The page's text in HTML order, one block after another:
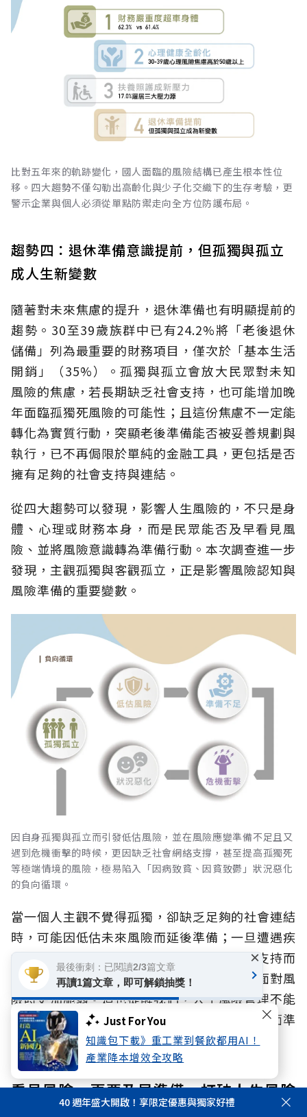
Just For You
知識包下載》重工業到餐飲都用AI！
產業降本增效全攻略
比對五年來的軌跡變化，國人面臨的風險結構已產生根本性位
移。四大趨勢不僅勾勒出高齡化與少子化交織下的生存考驗，更
警示企業與個人必須從單點防禦走向全方位防護布局。
趨勢四：退休準備意識提前，但孤獨與孤立
成人生新變數
隨著對未來焦慮的提升，退休準備也有明顯提前的
趨勢。30至39歲族群中已有24.2%將「老後退休
儲備」列為最重要的財務項目，僅次於「基本生活
開銷」（35%）。孤獨與孤立會放大民眾對未知
風險的焦慮，若長期缺乏社會支持，也可能增加晚
年面臨孤獨死風險的可能性；且這份焦慮不一定能
轉化為實質行動，突顯老後準備能否被妥善規劃與
執行，已不再侷限於單純的金融工具，更包括是否
擁有足夠的社會支持與連結。
從四大趨勢可以發現，影響人生風險的，不只是身
體、心理或財務本身，而是民眾能否及早看見風
險、並將風險意識轉為準備行動。本次調查進一步
發現，主觀孤獨與客觀孤立，正是影響風險認知與
風險準備的重要變數。
因自身孤獨與孤立而引發低估風險，並在風險應變準備不足且又
遇到危機衝擊的時候，更因缺乏社會網絡支撐，甚至提高孤獨死
等極端情境的風險，極易陷入「因病致貧、因貧致鬱」狀況惡化
的負向循環。
當一個人主觀不覺得孤獨，卻缺乏足夠的社會連結
時，可能因低估未來風險而延後準備；一旦遭遇疾
病、失能、意外或其他重大事件，又因缺乏支持而
影響身心健康、生活與財務狀況，使下一次面對風
險時更加脆弱。這也提醒我們，人生風險管理不能
只著重單一面向，而應及早辨識風險、建立全面準
備。
看見風險，更要及早準備 打破人生風險
40 週年盛大開啟！享限定優惠與獨家好禮
最後衝刺：已閱讀2/3篇文章
再讀1篇文章，即可解鎖抽獎！
×